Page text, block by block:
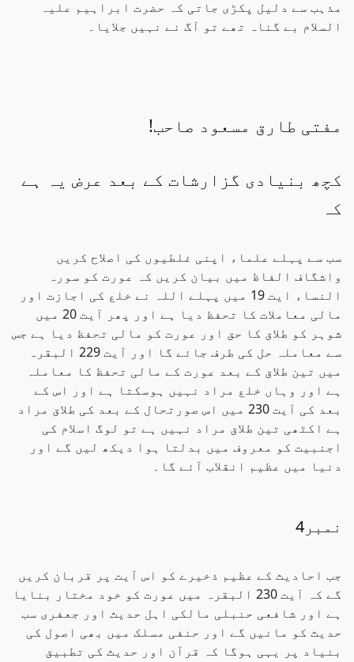
مذہب سے دلیل پکڑی جاتی کہ حضرت ابراہیم علیہ
السلام بے گناہ تھے تو آگ نے نہیں جلایا۔
مفتی طارق مسعود صاحب!
کچھ بنیادی گزارشات کے بعد عرض یہ ہے
کہ
سب سے پہلے علماء اپنی غلطیوں کی اصلاح کریں
واشگاف الفاظ میں بیان کریں کہ عورت کو سورہ
النساء ایت 19 میں پہلے اللہ نے خلع کی اجازت اور
مالی معاملات کا تحفظ دیا ہے اور پھر آیت 20 میں
شوہر کو طلاق کا حق اور عورت کو مالی تحفظ دیا ہے جس
سے معاملہ حل کی طرف جائے گا اور آیت 229 البقرہ
میں تین طلاق کے بعد عورت کے مالی تحفظ کا معاملہ
ہے اور وہاں خلع مراد نہیں ہوسکتا ہے اور اس کے
بعد کی آیت 230 میں اس صورتحال کے بعد کی طلاق مراد
ہے اکٹھی تین طلاق مراد نہیں ہے تو لوگ اسلام کی
اجنبیت کو معروف میں بدلتا ہوا دیکھ لیں گے اور
دنیا میں عظیم انقلاب آئے گا۔
نمبر4
جب احادیث کے عظیم ذخیرے کو اس آیت پر قربان کریں
گے کہ آیت 230 البقرہ میں عورت کو خود مختار بنایا
ہے اور شافعی حنبلی مالکی اہل حدیث اور جعفری سب
حدیث کو مانیں گے اور حنفی مسلک میں بھی اصول کی
بنیاد پر یہی ہوگا کہ قرآن اور حدیث کی تطبیق